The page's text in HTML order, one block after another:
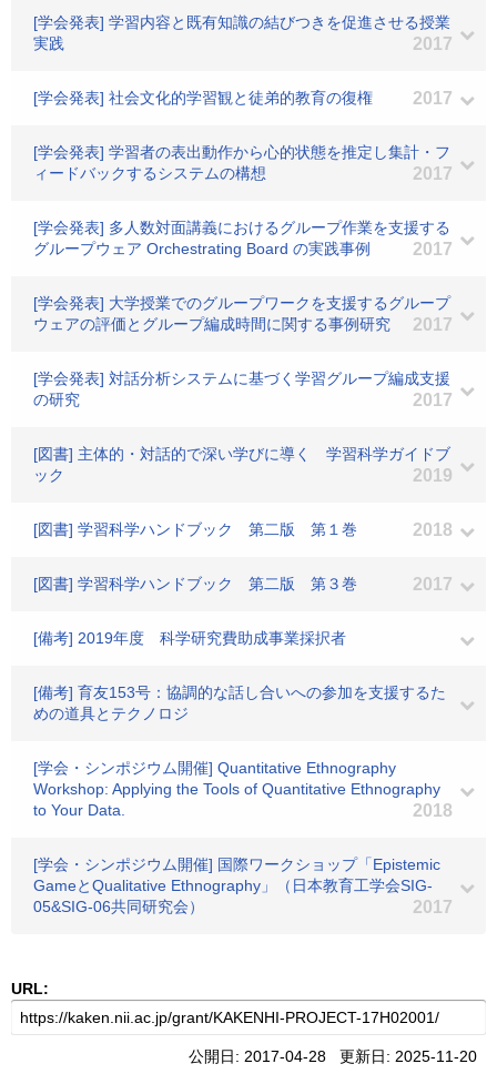
[学会発表] 学習内容と既有知識の結びつきを促進させる授業
実践
2017
[学会発表] 社会文化的学習観と徒弟的教育の復権 2017
[学会発表] 学習者の表出動作から心的状態を推定し集計・フ
ィードバックするシステムの構想
2017
[学会発表] 多人数対面講義におけるグループ作業を支援する
グループウェア Orchestrating Board の実践事例
2017
[学会発表] 大学授業でのグループワークを支援するグループ
ウェアの評価とグループ編成時間に関する事例研究
2017
[学会発表] 対話分析システムに基づく学習グループ編成支援
の研究
2017
[図書] 主体的・対話的で深い学びに導く 学習科学ガイドブ
ック
2019
[図書] 学習科学ハンドブック 第二版 第１巻 2018
[図書] 学習科学ハンドブック 第二版 第３巻 2017
[備考] 2019年度 科学研究費助成事業採択者
[備考] 育友153号：協調的な話し合いへの参加を支援するた
めの道具とテクノロジ
[学会・シンポジウム開催] Quantitative Ethnography
Workshop: Applying the Tools of Quantitative Ethnography
to Your Data.
2018
[学会・シンポジウム開催] 国際ワークショップ「Epistemic
GameとQualitative Ethnography」（日本教育工学会SIG-
05&SIG-06共同研究会）
2017
URL:
公開日: 2017-04-28 更新日: 2025-11-20